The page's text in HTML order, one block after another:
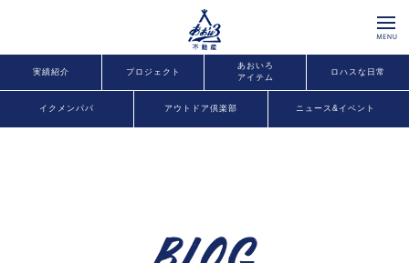
実績紹介 プロジェクト
あおいろ
アイテム
ロハスな日常
イクメンパパ アウトドア倶楽部 ニュース&イベント